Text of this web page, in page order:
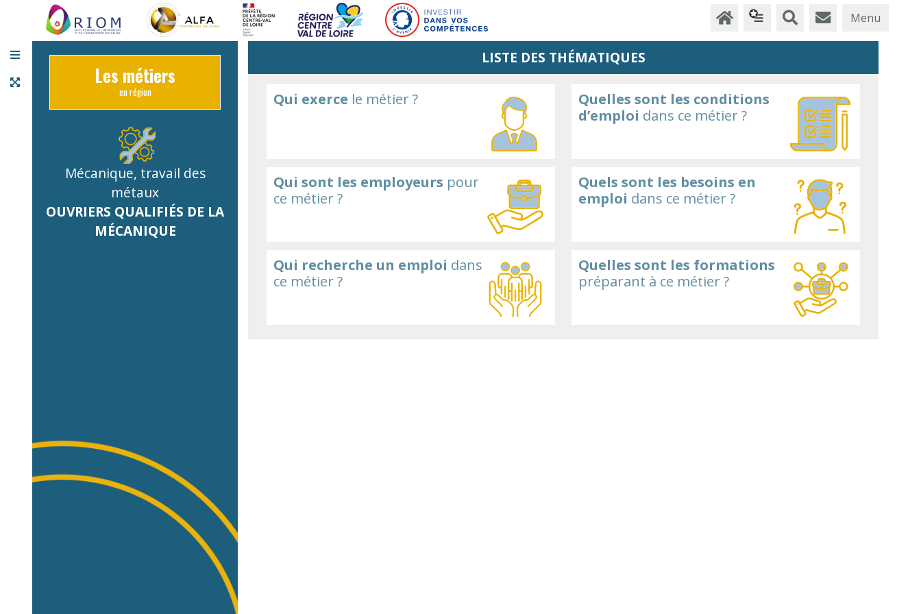
Menu
Les métiers
en région
Mécanique, travail des
métaux
OUVRIERS QUALIFIÉS DE LA
MÉCANIQUE
LISTE DES THÉMATIQUES
Qui exerce le métier ?
Quelles sont les conditions
d’emploi dans ce métier ?
Qui sont les employeurs pour
ce métier ?
Quels sont les besoins en
emploi dans ce métier ?
Qui recherche un emploi dans
ce métier ?
Quelles sont les formations
préparant à ce métier ?
Panneau de gestion des cookies